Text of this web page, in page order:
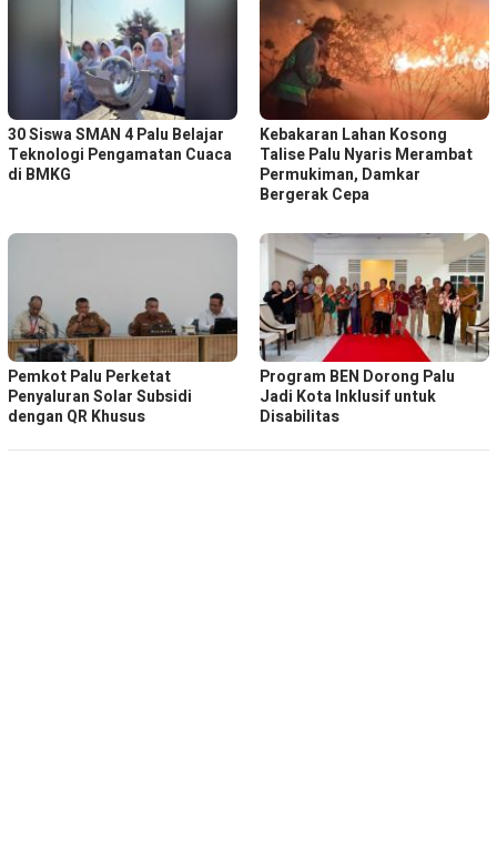
30 Siswa SMAN 4 Palu Belajar
Teknologi Pengamatan Cuaca
di BMKG
Kebakaran Lahan Kosong
Talise Palu Nyaris Merambat
Permukiman, Damkar
Bergerak Cepa
Pemkot Palu Perketat
Penyaluran Solar Subsidi
dengan QR Khusus
Program BEN Dorong Palu
Jadi Kota Inklusif untuk
Disabilitas